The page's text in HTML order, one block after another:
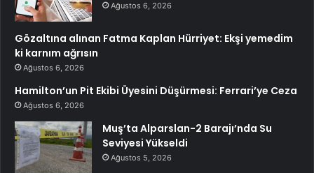
Ağustos 6, 2026
Gözaltına alınan Fatma Kaplan Hürriyet: Ekşi yemedim
ki karnım ağrısın
Ağustos 6, 2026
Hamilton’un Pit Ekibi Üyesini Düşürmesi: Ferrari’ye Ceza
Ağustos 6, 2026
Muş’ta Alparslan-2 Barajı’nda Su
Seviyesi Yükseldi
Ağustos 5, 2026